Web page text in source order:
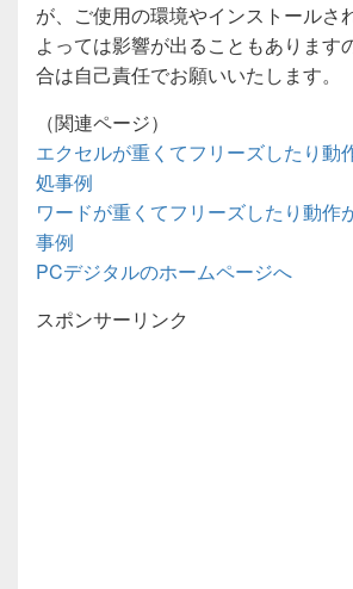
が、ご使用の環境やインストールさ
よっては影響が出ることもあります
合は自己責任でお願いいたします。
（関連ページ）
エクセルが重くてフリーズしたり動
処事例
ワードが重くてフリーズしたり動作
事例
PCデジタルのホームページへ
スポンサーリンク